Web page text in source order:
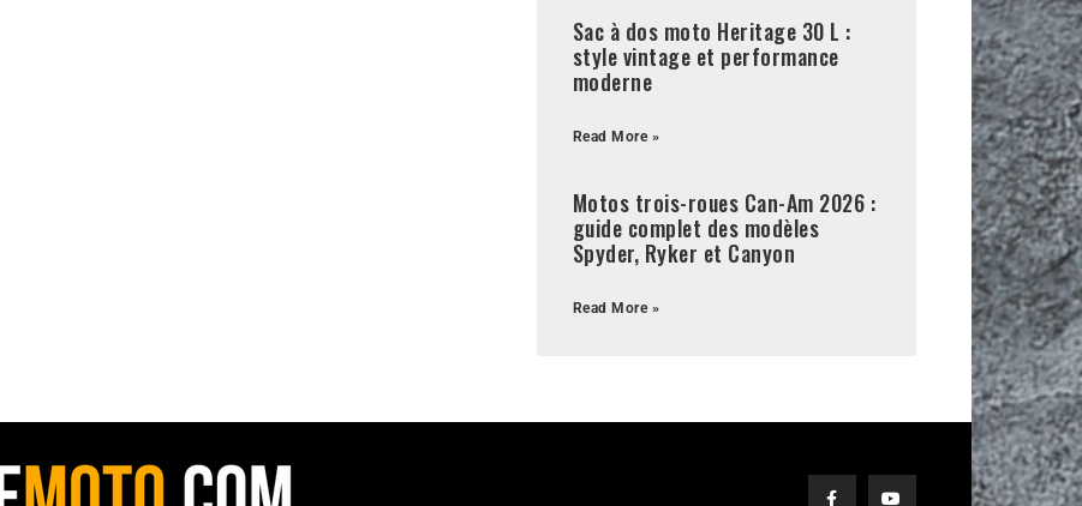
Sac à dos moto Heritage 30 L :
style vintage et performance
moderne
Read More »
Motos trois-roues Can-Am 2026 :
guide complet des modèles
Spyder, Ryker et Canyon
Read More »